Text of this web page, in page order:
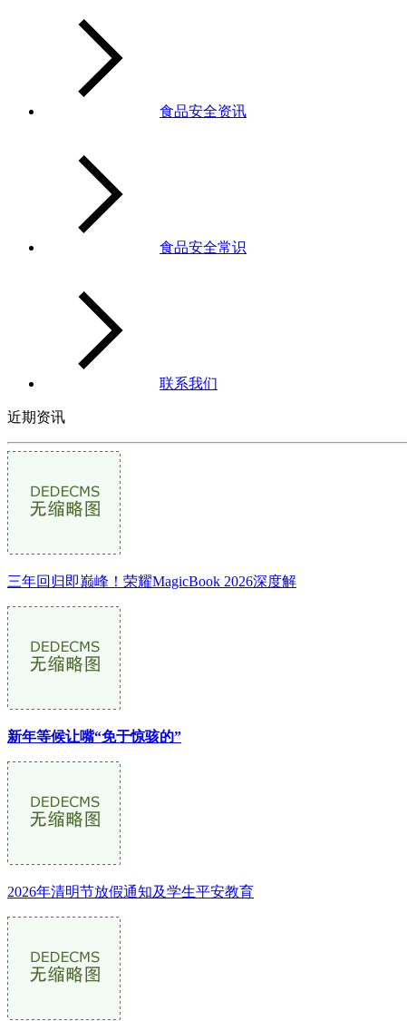
食品安全资讯
食品安全常识
联系我们
近期资讯
三年回归即巅峰！荣耀MagicBook 2026深度解
新年等候让嘴“免于惊骇的”
2026年清明节放假通知及学生平安教育